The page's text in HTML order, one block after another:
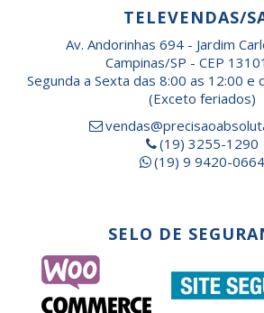
TELEVENDAS/
Av. Andorinhas 694 - Jardim
Campinas/SP - CEP
Segunda a Sexta das 8:00 as 12:00 e
(Exceto feriados)
(19) 3255-1290
(19) 9 9420-0664
SELO DE